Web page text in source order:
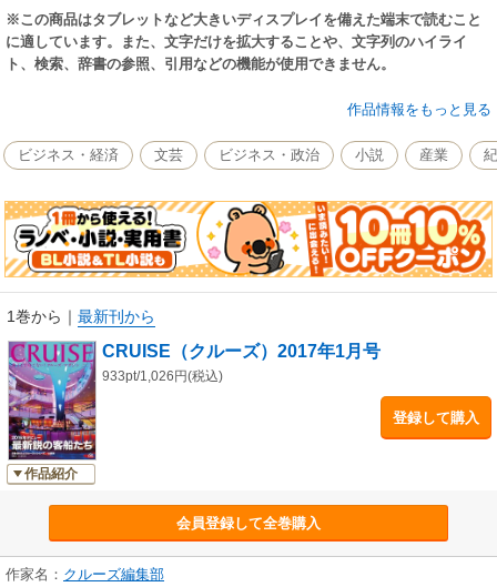
※この商品はタブレットなど大きいディスプレイを備えた端末で読むこと
に適しています。また、文字だけを拡大することや、文字列のハイライ
ト、検索、辞書の参照、引用などの機能が使用できません。
自由度が高く、体に優しい旅のスタイルとして人気が広がるクルーズ。本
ーターも楽しめるクルーズ情報をお届けしています。1月号の特集は「最新
鋭の客船たち」。2016年に洋上にデビューした客船10隻の、魅力ある施設
や船内の様子などをご紹介します。セーヌ川をめぐるリバークルーズや北
極圏への旅、飛鳥II、にっぽん丸、フェリーなどのレポートも充実していま
す。
作品情報をもっと見る
ビジネス・経済 文芸 ビジネス・政治 小説 産業
1巻から ｜ 最新刊から
作品紹介
CRUISE（クルーズ）2017年1月号
933pt/1,026円(税込)
登録して購入
会員登録して全巻購入
作家名： クルーズ編集部